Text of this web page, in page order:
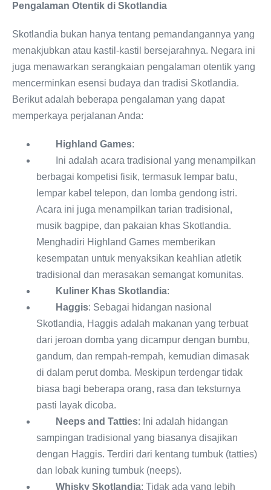
Pengalaman Otentik di Skotlandia
Skotlandia bukan hanya tentang pemandangannya yang
menakjubkan atau kastil-kastil bersejarahnya. Negara ini
juga menawarkan serangkaian pengalaman otentik yang
mencerminkan esensi budaya dan tradisi Skotlandia.
Berikut adalah beberapa pengalaman yang dapat
memperkaya perjalanan Anda:
Highland Games:
Ini adalah acara tradisional yang menampilkan
berbagai kompetisi fisik, termasuk lempar batu,
lempar kabel telepon, dan lomba gendong istri.
Acara ini juga menampilkan tarian tradisional,
musik bagpipe, dan pakaian khas Skotlandia.
Menghadiri Highland Games memberikan
kesempatan untuk menyaksikan keahlian atletik
tradisional dan merasakan semangat komunitas.
Kuliner Khas Skotlandia:
Haggis: Sebagai hidangan nasional
Skotlandia, Haggis adalah makanan yang terbuat
dari jeroan domba yang dicampur dengan bumbu,
gandum, dan rempah-rempah, kemudian dimasak
di dalam perut domba. Meskipun terdengar tidak
biasa bagi beberapa orang, rasa dan teksturnya
pasti layak dicoba.
Neeps and Tatties: Ini adalah hidangan
sampingan tradisional yang biasanya disajikan
dengan Haggis. Terdiri dari kentang tumbuk (tatties)
dan lobak kuning tumbuk (neeps).
Whisky Skotlandia: Tidak ada yang lebih